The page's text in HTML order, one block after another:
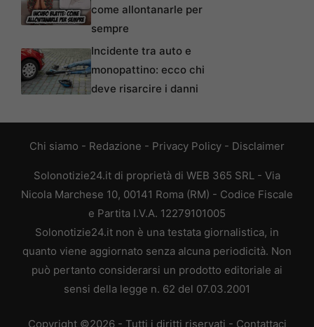
come allontanarle per
sempre
Incidente tra auto e
monopattino: ecco chi
deve risarcire i danni
Chi siamo - Redazione - Privacy Policy - Disclaimer
Solonotizie24.it di proprietà di WEB 365 SRL - Via
Nicola Marchese 10, 00141 Roma (RM) - Codice Fiscale
e Partita I.V.A. 12279101005
Solonotizie24.it non è una testata giornalistica, in
quanto viene aggiornato senza alcuna periodicità. Non
può pertanto considerarsi un prodotto editoriale ai
sensi della legge n. 62 del 07.03.2001
Copyright ©2026 - Tutti i diritti riservati - Contattaci